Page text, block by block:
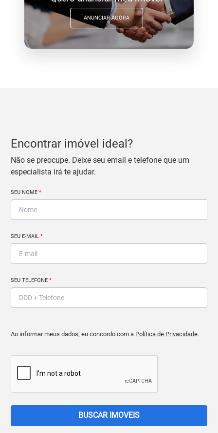
ANUNCIAR AGORA
Encontrar imóvel ideal?
Não se preocupe. Deixe seu email e telefone que um
especialista irá te ajudar.
SEU NOME*
SEU E-MAIL*
SEU TELEFONE*
Ao informar meus dados, eu concordo com a Política de Privacidade.
BUSCAR IMOVEIS